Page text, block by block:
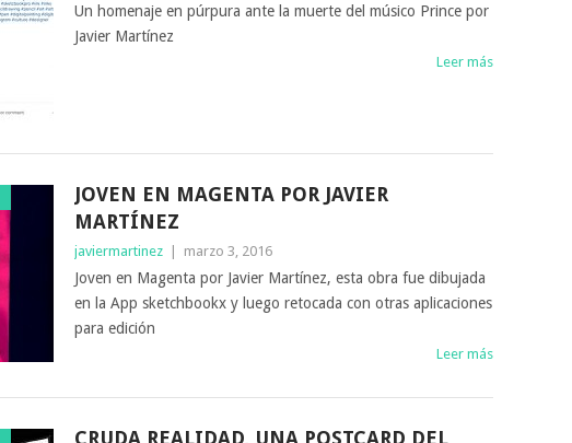
Un homenaje en púrpura ante la muerte del músico Prince por
Javier Martínez
Leer más
JOVEN EN MAGENTA POR JAVIER
MARTÍNEZ
javiermartinez | marzo 3, 2016
Joven en Magenta por Javier Martínez, esta obra fue dibujada
en la App sketchbookx y luego retocada con otras aplicaciones
para edición
Leer más
CRUDA REALIDAD, UNA POSTCARD DEL